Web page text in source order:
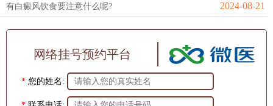
有白癜风饮食要注意什么呢? 2024-08-21
网络挂号预约平台
* 您的姓名: